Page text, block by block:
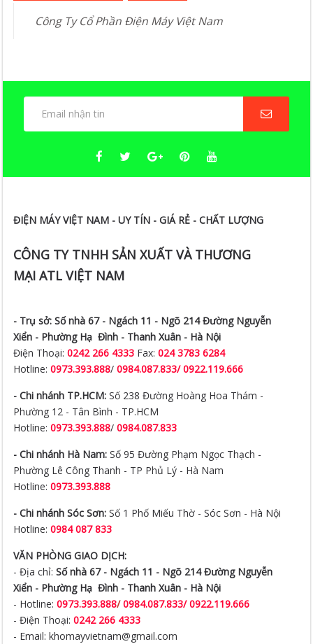
ĐIỆN MÁY VIỆT NAM - UY TÍN - GIÁ RẺ - CHẤT LƯỢNG
CÔNG TY TNHH SẢN XUẤT VÀ THƯƠNG
- Trụ sở: Số nhà 67 - Ngách 11 - Ngõ 214 Đường Nguyễn
Hotline:0973.393.888/0984.087.833/ 0922.119.666
- Chi nhánh TP.HCM:Số 238 Đường Hoàng Hoa Thám -
Phường 12 - Tân Bình - TP.HCM
- Chi nhánh Hà Nam:Số 95 Đường Phạm Ngọc Thạch -
Phường Lê Công Thanh - TP Phủ Lý - Hà Nam
- Chi nhánh Sóc Sơn:Số 1 Phố Miếu Thờ - Sóc Sơn - Hà Nội
Hotline:0984 087 833
VĂN PHÒNG GIAO DỊCH:
- Địa chỉ:Số nhà 67 - Ngách 11 - Ngõ 214 Đường Nguyễn
Phường Hạ Đình - Thanh Xuân - Hà Nội
- Hotline:0973.393.888/ 0984.087.833/ 0922.119.666
- Điện Thoại:0242 266 4333
- Email: khomayvietnam@gmail.com